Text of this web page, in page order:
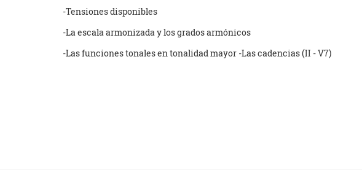
-Tensiones disponibles
-La escala armonizada y los grados armónicos
-Las funciones tonales en tonalidad mayor -Las cadencias (II - V7)